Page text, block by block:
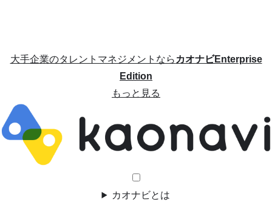
大手企業のタレントマネジメントならカオナビEnterprise
Edition
もっと見る
カオナビとは